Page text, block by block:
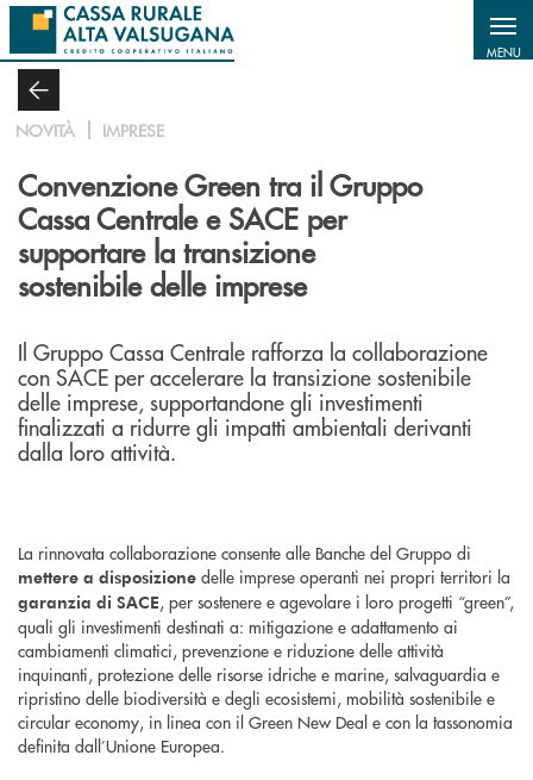
Salta al contenuto principale
MENU
NOVITÀ IMPRESE
Convenzione Green tra il Gruppo
Cassa Centrale e SACE per
supportare la transizione
sostenibile delle imprese
Il Gruppo Cassa Centrale rafforza la collaborazione
con SACE per accelerare la transizione sostenibile
delle imprese, supportandone gli investimenti
finalizzati a ridurre gli impatti ambientali derivanti
dalla loro attività.
La rinnovata collaborazione consente alle Banche del Gruppo di
mettere a disposizione delle imprese operanti nei propri territori la
garanzia di SACE, per sostenere e agevolare i loro progetti “green”,
quali gli investimenti destinati a: mitigazione e adattamento ai
cambiamenti climatici, prevenzione e riduzione delle attività
inquinanti, protezione delle risorse idriche e marine, salvaguardia e
ripristino delle biodiversità e degli ecosistemi, mobilità sostenibile e
circular economy, in linea con il Green New Deal e con la tassonomia
definita dall’Unione Europea.